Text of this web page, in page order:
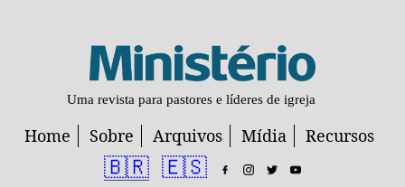
Uma revista para pastores e líderes de igreja
Home Sobre Arquivos Mídia Recursos
🇧🇷 🇪🇸